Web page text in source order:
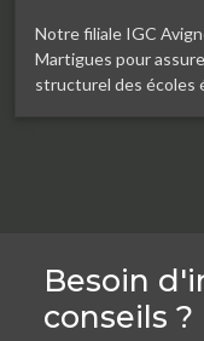
Notre filiale IGC
Martigues pour
structurel des écoles
Besoin
conseils ?